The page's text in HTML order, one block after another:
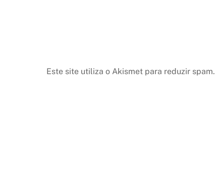
Este site utiliza o Akismet para reduzir spam.